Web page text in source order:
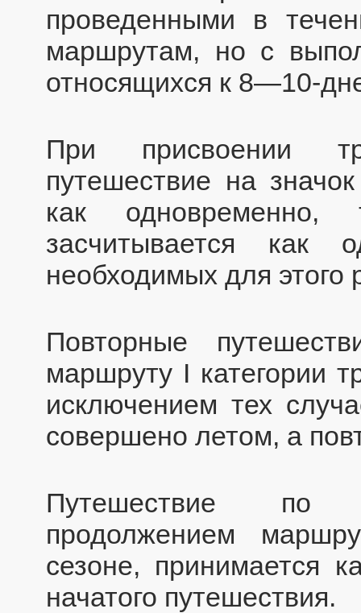
проведенными в
маршрутам, но с
относящихся к 8—10-
При присвоении
путешествие на
как
засчитывается как
необходимых для этого
Повторные
маршруту I категории
исключением тех
совершено летом, а
Путешествие по
продолжением
сезоне, принимается
начатого путешествия.